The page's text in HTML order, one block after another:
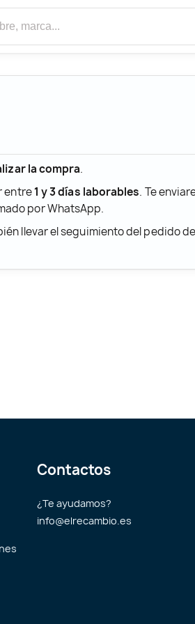
la compra.
entre1 y 3 días laborables. Te
por WhatsApp.
llevar el seguimiento del pedido
Contactos
¿Te ayudamos?
info@elrecambio.es